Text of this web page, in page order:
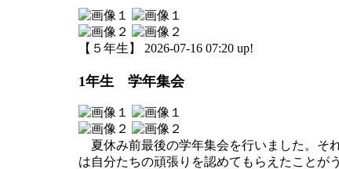
【５年生】 2026-07-16 07:20 up!
1年生 学年集会
夏休み前最後の学年集会を行いました。そ
は自分たちの頑張りを認めてもらえたことが